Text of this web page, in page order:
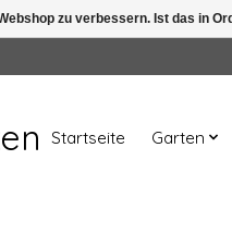
Startseite Garten
zu verbessern. Ist das in